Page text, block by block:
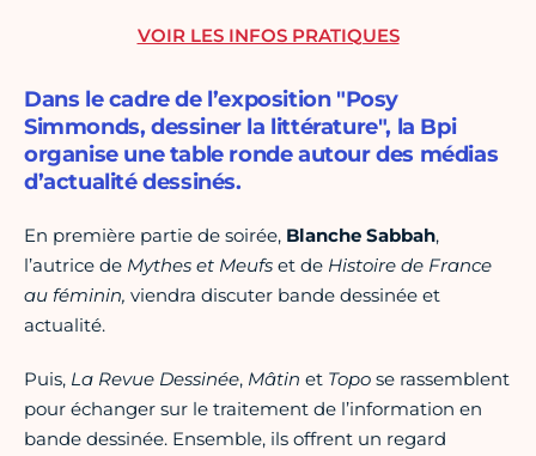
Dans le cadre de l’exposition "Posy
Simmonds, dessiner la littérature", la Bpi
organise une table ronde autour des médias
d’actualité dessinés.
En première partie de soirée, Blanche Sabbah,
l’autrice de Mythes et Meufs et de Histoire de France
au féminin, viendra discuter bande dessinée et
actualité.
Puis, La Revue Dessinée, Mâtin et Topo se rassemblent
pour échanger sur le traitement de l’information en
bande dessinée. Ensemble, ils offrent un regard
VOIR LES INFOS PRATIQUES